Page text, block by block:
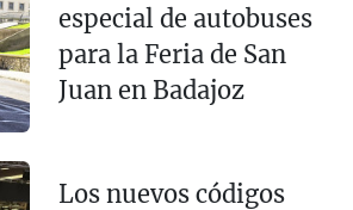
especial de autobuses
para la Feria de San
Juan en Badajoz
Los nuevos códigos